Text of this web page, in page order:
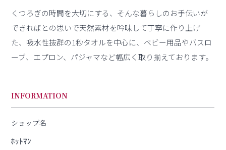
くつろぎの時間を大切にする、そんな暮らしのお手伝いが
できればとの思いで天然素材を吟味して丁寧に作り上げ
た、吸水性抜群の1秒タオルを中心に、ベビー用品やバスロ
ーブ、エプロン、パジャマなど幅広く取り揃えております。
INFORMATION
ショップ名
ﾎｯﾄﾏﾝ